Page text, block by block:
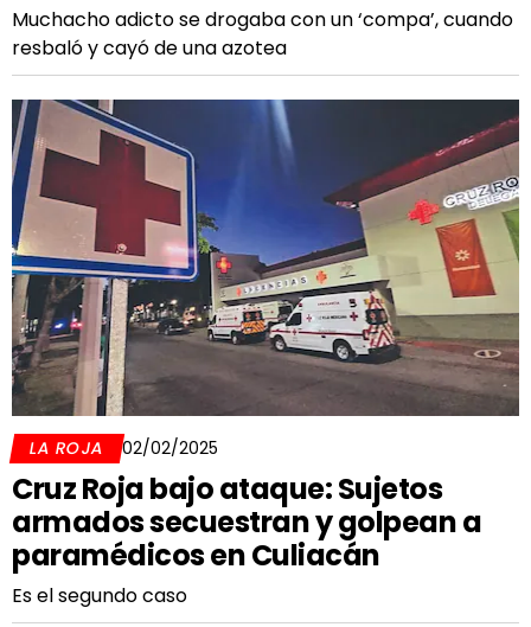
Muchacho adicto se drogaba con un ‘compa’, cuando
resbaló y cayó de una azotea
LA ROJA 02/02/2025
Cruz Roja bajo ataque: Sujetos
armados secuestran y golpean a
paramédicos en Culiacán
Es el segundo caso